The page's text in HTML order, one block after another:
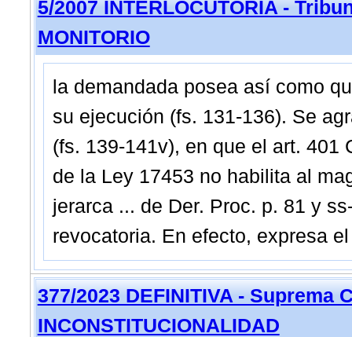
5/2007 INTERLOCUTORIA -
MONITORIO
la demandada posea así como
su ejecución (fs. 131-136). Se
(fs. 139-141v), en que el art. 401
de la Ley 17453 no habilita al
jerarca ... de Der. Proc. p. 81 y
revocatoria. En efecto, expresa
377/2023 DEFINITIVA - Suprema
INCONSTITUCIONALIDAD